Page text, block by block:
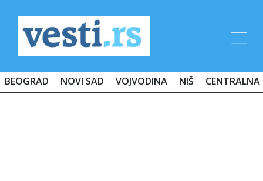
BEOGRAD NOVI SAD VOJVODINA NIŠ CENTRALNA